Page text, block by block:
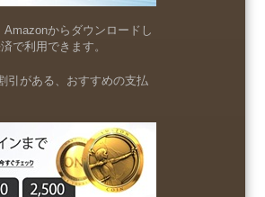
からダウンロードし
で利用できます。
引がある、おすすめの支払